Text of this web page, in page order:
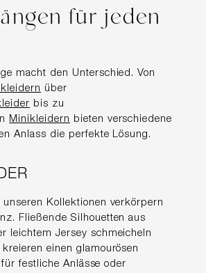
für jeden
macht den Unterschied. Von
über
bis zu
Minikleidern bieten verschiedene
Anlass die perfekte Lösung.
unseren Kollektionen verkörpern
Fließende Silhouetten aus
leichtem Jersey schmeicheln
einen glamourösen
festliche Anlässe oder